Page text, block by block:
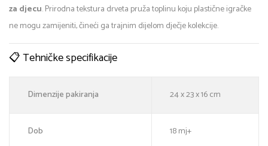
za djecu. Prirodna tekstura drveta pruža toplinu koju plastične igračke
ne mogu zamijeniti, čineći ga trajnim dijelom dječje kolekcije.
📋 Tehničke specifikacije
Dimenzije pakiranja 24 x 23 x 16 cm
Dob 18 mj+